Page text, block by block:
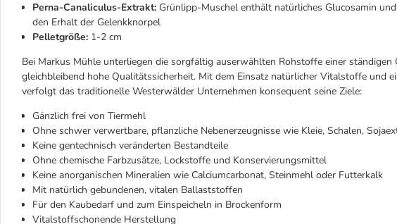
Perna-Canaliculus-Extrakt: Grünlipp-Muschel enthält natürliches Glucosamin
den Erhalt der Gelenkknorpel
Pelletgröße: 1-2 cm
Bei Markus Mühle unterliegen die sorgfältig auserwählten Rohstoffe einer
gleichbleibend hohe Qualitätssicherheit. Mit dem Einsatz natürlicher Vitalstoffe und
verfolgt das traditionelle Westerwälder Unternehmen konsequent seine Ziele:
Gänzlich frei von Tiermehl
Ohne schwer verwertbare, pflanzliche Nebenerzeugnisse wie Kleie, Schalen,
Keine gentechnisch veränderten Bestandteile
Ohne chemische Farbzusätze, Lockstoffe und Konservierungsmittel
Keine anorganischen Mineralien wie Calciumcarbonat, Steinmehl oder Futterkalk
Mit natürlich gebundenen, vitalen Ballaststoffen
Für den Kaubedarf und zum Einspeicheln in Brockenform
Vitalstoffschonende Herstellung